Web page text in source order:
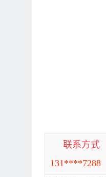
联系方式
131****7288